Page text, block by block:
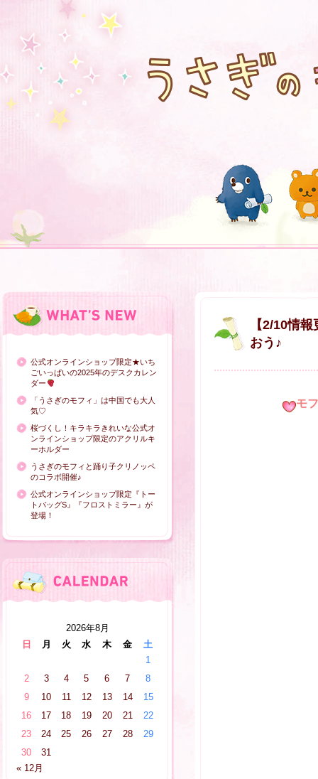
公式オンラインショップ限定★いち
ごいっぱいの2025年のデスクカレン
ダー
「うさぎのモフィ」は中国でも大人
気♡
桜づくし！キラキラきれいな公式オ
ンラインショップ限定のアクリルキ
ーホルダー
うさぎのモフィと踊り子クリノッペ
のコラボ開催♪
公式オンラインショップ限定『トー
トバッグS』『フロストミラー』が
登場！
2026年8月
日
月 火 水 木 金
土
1
2
3 4 5 6 7
8
9
10 11 12 13 14
15
16
17 18 19 20 21
22
23
24 25 26 27 28
29
30
31
« 12月
【2/10情
おう♪
モ